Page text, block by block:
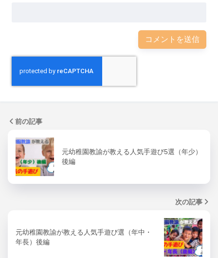
前の記事
元幼稚園教諭が教える人気手遊び5選（年少）
後編
次の記事
元幼稚園教諭が教える人気手遊び選（年中・
年長）後編